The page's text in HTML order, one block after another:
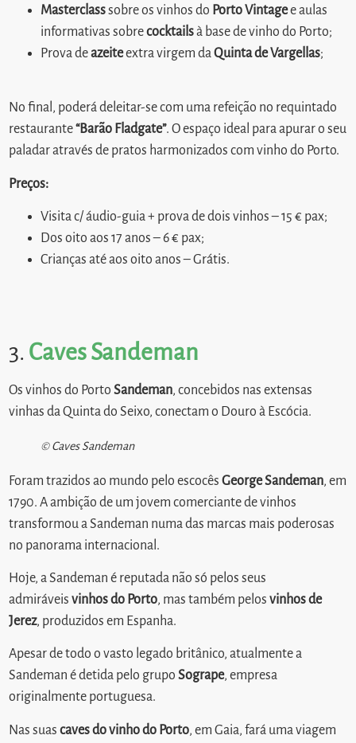
Masterclasssobre os vinhos do Porto Vintagee aulas
informativas sobrecocktailsà base de vinho do Porto;
Prova deazeiteextra virgem daQuinta de Vargellas;
No final, poderá deleitar-se com uma refeição no requintado
restaurante“Barão Fladgate”. O espaço ideal para apurar o seu
paladar através de pratos harmonizados com vinho do Porto.
Preços:
Visita c/ áudio-guia + prova de dois vinhos – 15 € pax;
Dos oito aos 17 anos – 6 € pax;
Crianças até aos oito anos – Grátis.
3. Caves Sandeman
Os vinhos do PortoSandeman, concebidos nas extensas
vinhas da Quinta do Seixo, conectam o Douro à Escócia.
© Caves Sandeman
Foram trazidos ao mundo pelo escocêsGeorge Sandeman, em
1790. A ambição de um jovem comerciante de vinhos
transformou a Sandeman numa das marcas mais poderosas
no panorama internacional.
Hoje, a Sandeman é reputada não só pelos seus
admiráveisvinhos do Porto, mas também pelosvinhos de
Jerez, produzidos em Espanha.
Apesar de todo o vasto legado britânico, atualmente a
Sandeman é detida pelo grupoSogrape, empresa
originalmente portuguesa.
Nas suascaves do vinho do Porto, em Gaia, fará uma viagem